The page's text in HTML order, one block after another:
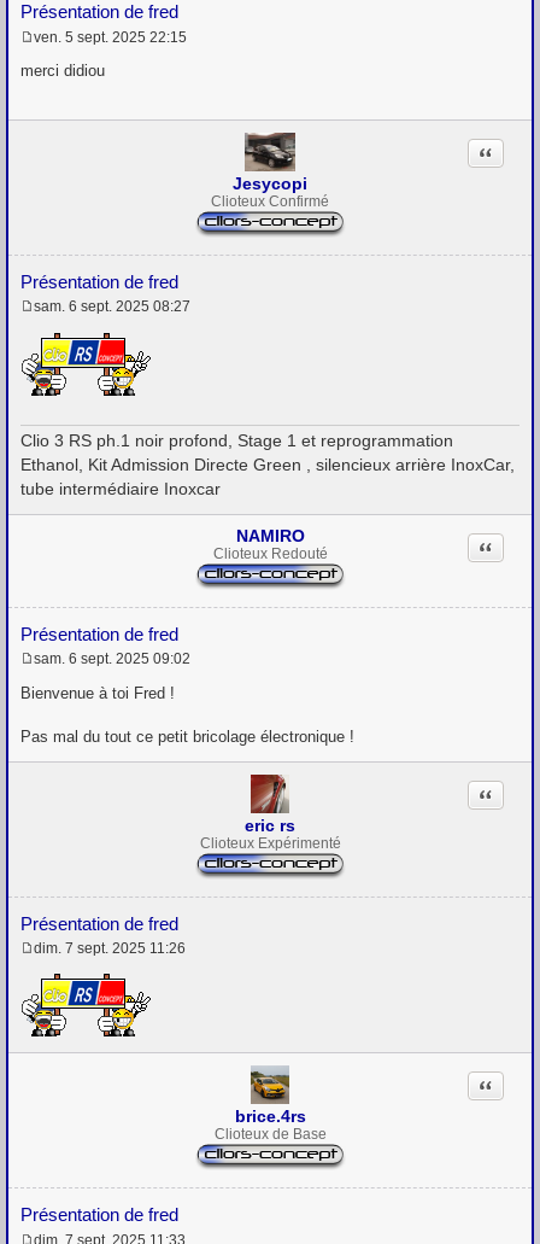
Présentation de fred
e
a
ven. 5 sept. 2025 22:15
merci didiou
Jesycopi
Clioteux Confirmé
Présentation de fred
Citation
e
s
s
a
e
sam. 6 sept. 2025 08:27
Clio 3 RS ph.1 noir profond, Stage 1 et reprogrammation
Ethanol, Kit Admission Directe Green , silencieux arrière InoxCar,
tube intermédiaire Inoxcar
NAMIRO
Clioteux Redouté
Présentation de fred
Citation
e
a
sam. 6 sept. 2025 09:02
Bienvenue à toi Fred !
Pas mal du tout ce petit bricolage électronique !
eric rs
Clioteux Expérimenté
Présentation de fred
Citation
e
s
s
a
dim. 7 sept. 2025 11:26
brice.4rs
Clioteux de Base
Présentation de fred
Citation
dim. 7 sept. 2025 11:33